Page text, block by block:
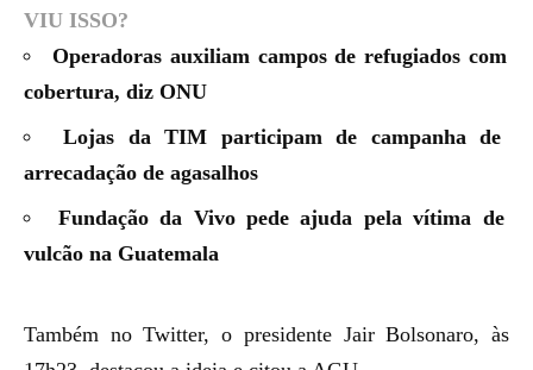
VIU ISSO?
Operadoras auxiliam campos de refugiados com
cobertura, diz ONU
Lojas da TIM participam de campanha de
arrecadação de agasalhos
Fundação da Vivo pede ajuda pela vítima de
vulcão na Guatemala
Também no Twitter, o presidente Jair Bolsonaro, às